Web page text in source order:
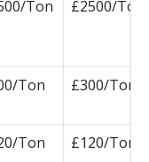
Ton £2500/Ton
Ton £300/Ton
Ton £120/Ton